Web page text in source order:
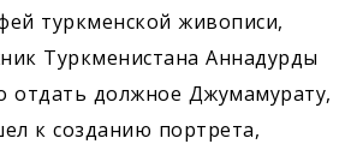
туркменской живописи,
Туркменистана Аннадурды
отдать должное Джумамурату,
к созданию портрета,